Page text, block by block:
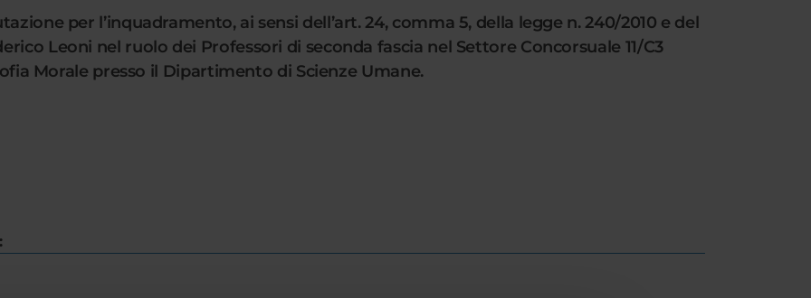
per l’inquadramento, ai sensi dell’art. 24, comma 5, della legge n. 240/2010 e del
Leoni nel ruolo dei Professori di seconda fascia nel Settore Concorsuale 11/C3
Morale presso il Dipartimento di Scienze Umane.